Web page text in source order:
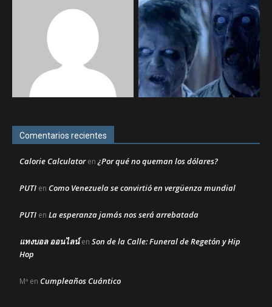
Comentarios recientes
Calorie Calculatoren¿Por qué no queman los dólares?
PUTI en Como Venezuela se convirtió en vergüenza mundial
PUTI en La esperanza jamás nos será arrebatada
แทงบอล ออนไลน์en Son de la Calle: Funeral de Regetón y Hip
Hop
Mª en Cumpleaños Cuántico